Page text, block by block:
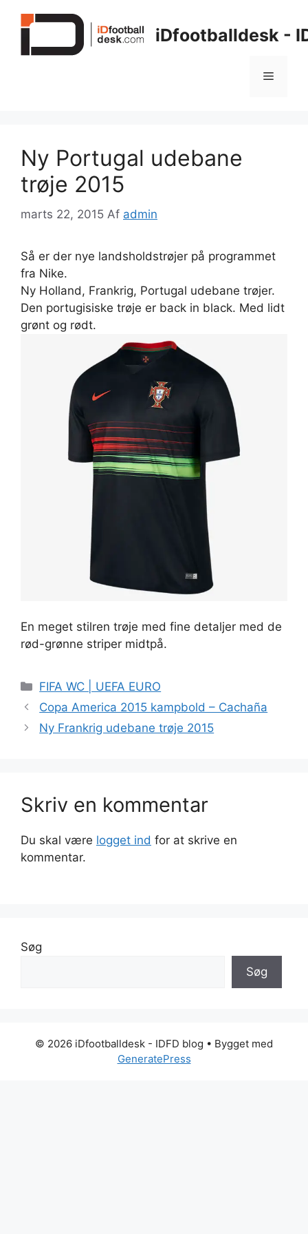
iDfootballdesk -
Menu
Ny Portugal udebane
trøje 2015
marts 22, 2015 Af admin
Så er der nye landsholdstrøjer på programmet
fra Nike.
Ny Holland, Frankrig, Portugal udebane trøjer.
Den portugisiske trøje er back in black. Med lidt
grønt og rødt.
En meget stilren trøje med fine detaljer med de
rød-grønne striper midtpå.
Kategorier
FIFA WC | UEFA EURO
Copa America 2015 kampbold – Cachaña
Ny Frankrig udebane trøje 2015
Skriv en kommentar
Du skal være logget ind for at skrive en
kommentar.
Søg
Søg
© 2026 iDfootballdesk - IDFD blog • Bygget med
GeneratePress